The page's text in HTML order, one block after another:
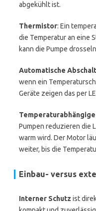
abgekühlt ist.
Thermistor: Ein
die Temperatur an eine
kann die Pumpe
Automatische
wenn ein
Geräte zeigen das per
Pumpen reduzieren die
warm wird. Der Motor
weiter, bis die
Einbau- versus
Interner Schutz ist